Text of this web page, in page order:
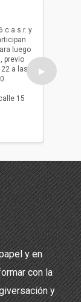
c.a.s.r. y
luego
previo
a las
15
ser
oficio
▶
y en
con la
y